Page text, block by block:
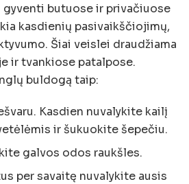
butuose ir privačiuose
kasdienių pasivaikščiojimų,
Šiai veislei draudžiama
ir tvankiose patalpose.
buldogą taip:
Kasdien nuvalykite kailį
ir šukuokite šepečiu.
galvos odos raukšles.
per savaitę nuvalykite ausis